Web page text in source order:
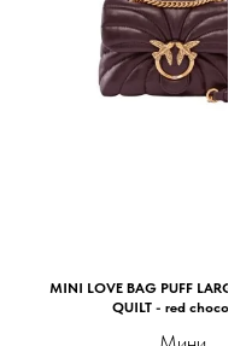
MINI LOVE BAG PUFF LARGE
QUILT - red chocolate